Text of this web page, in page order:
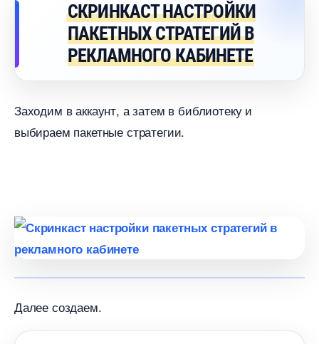
СКРИНКАСТ НАСТРОЙКИ
ПАКЕТНЫХ СТРАТЕГИЙ
РЕКЛАМНОГО КАБИНЕТЕ
Заходим в аккаунт, а затем в библиотеку и
ыбираем пакетные стратегии.
Далее создаем.